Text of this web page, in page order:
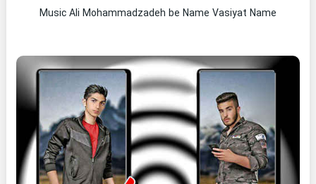
Music Ali Mohammadzadeh be Name Vasiyat Name